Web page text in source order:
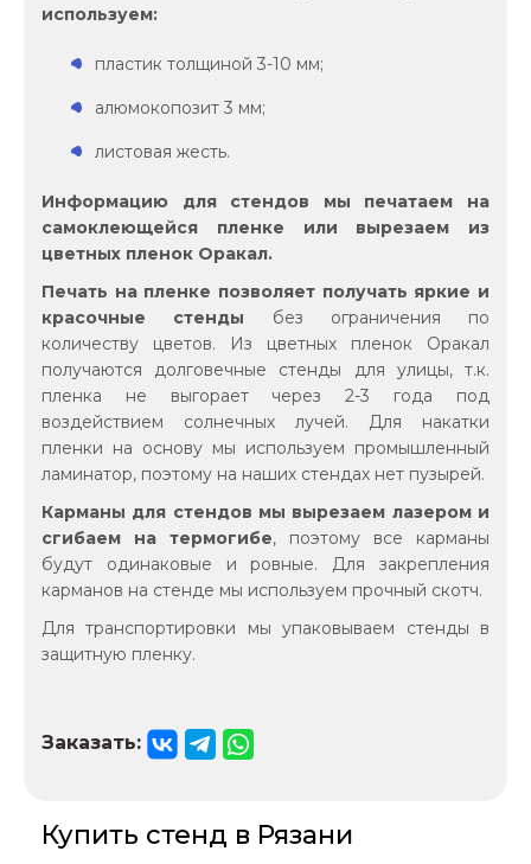
используем:
пластик толщиной 3-10 мм;
алюмокопозит 3 мм;
листовая жесть.
Информацию для стендов мы печатаем на
самоклеющейся пленке или вырезаем из
цветных пленок Оракал.
Печать на пленке позволяет получать яркие и
красочные стенды без ограничения по
количеству цветов. Из цветных пленок Оракал
получаются долговечные стенды для улицы, т.к.
пленка не выгорает через 2-3 года под
воздействием солнечных лучей. Для накатки
пленки на основу мы используем промышленный
ламинатор, поэтому на наших стендах нет пузырей.
Карманы для стендов мы вырезаем лазером и
сгибаем на термогибе, поэтому все карманы
будут одинаковые и ровные. Для закрепления
карманов на стенде мы используем прочный скотч.
Для транспортировки мы упаковываем стенды в
защитную пленку.
Заказать:
Купить стенд в Рязани